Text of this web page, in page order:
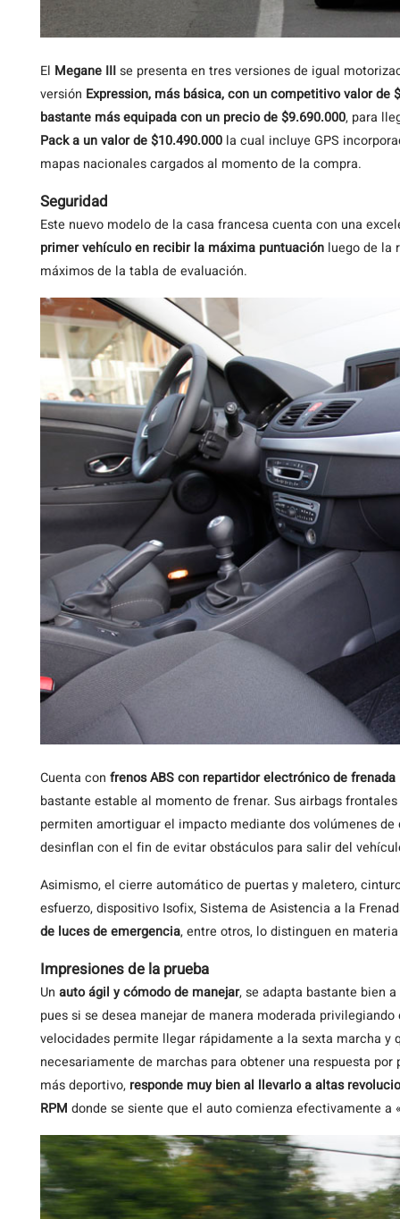
El Megane IIIse presenta en tres versiones de igual
versión Expression, más básica, con un competitivo valor de
bastante más equipada con un precio de $9.690.000, para
Pack a un valor de $10.490.000 la cual incluye GPS
mapas nacionales cargados al momento de la compra.
Seguridad
Este nuevo modelo de la casa francesa cuenta con una
primer vehículo en recibir la máxima puntuación luego de la
máximos de la tabla de evaluación.
Cuenta con frenos ABS con repartidor electrónico de frenada
bastante estable al momento de frenar. Sus airbags
permiten amortiguar el impacto mediante dos volúmenes
desinflan con el fin de evitar obstáculos para salir del
Asimismo, el cierre automático de puertas y maletero,
esfuerzo, dispositivo Isofix, Sistema de Asistencia a la
de luces de emergencia, entre otros, lo distinguen en
Impresiones de la prueba
Un auto ágil y cómodo de manejar, se adapta bastante bien
pues si se desea manejar de manera moderada
velocidades permite llegar rápidamente a la sexta marcha y
necesariamente de marchas para obtener una respuesta
más deportivo, responde muy bien al llevarlo a altas
RPM donde se siente que el auto comienza efectivamente a